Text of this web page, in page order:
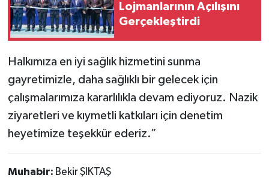
Lojmanlarının Açılışını
Gerçekleştirdi
Halkımıza en iyi sağlık hizmetini sunma
gayretimizle, daha sağlıklı bir gelecek için
çalışmalarımıza kararlılıkla devam ediyoruz. Nazik
ziyaretleri ve kıymetli katkıları için denetim
heyetimize teşekkür ederiz.”
Muhabir: Bekir ŞIKTAŞ